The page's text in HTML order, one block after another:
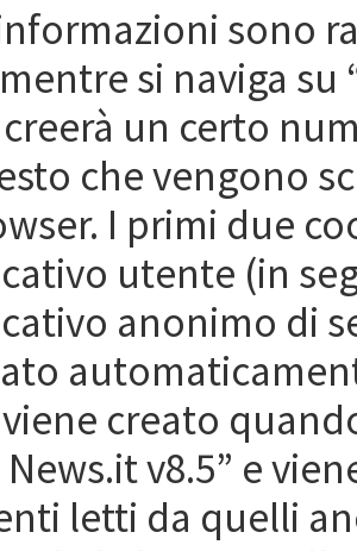
sono
si naviga su
un certo
che vengono
I primi due
utente (in
anonimo di
creato
News.it v8.5” e
letti da quelli